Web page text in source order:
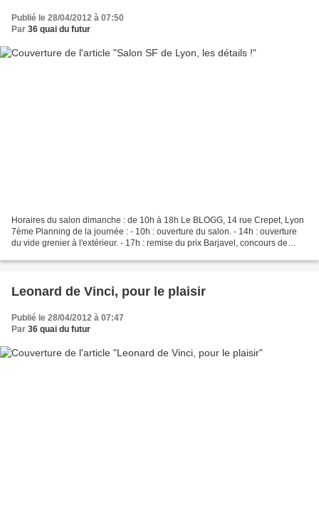
Publié le 28/04/2012 à 07:50
Par 36 quai du futur
Horaires du salon dimanche : de 10h à 18h Le BLOGG, 14 rue Crepet, Lyon
7ème Planning de la journée : - 10h : ouverture du salon. - 14h : ouverture
du vide grenier à l'extérieur. - 17h : remise du prix Barjavel, concours de
Leonard de Vinci, pour le plaisir
Publié le 28/04/2012 à 07:47
Par 36 quai du futur